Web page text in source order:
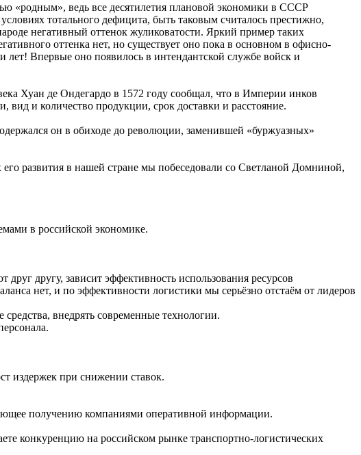
«родным», ведь все десятилетия плановой экономики в СССР
тотального дефицита, быть таковым считалось престижно,
негативный оттенок жуликоватости. Яркий пример таких
оттенка нет, но существует оно пока в основном в офисно-
Впервые оно появилось в интендантской службе войск и
Хуан де Ондегардо в 1572 году сообщал, что в Империи инков
и количество продукции, срок доставки и расстояние.
он в обиходе до революции, заменившей «буржуазных»
развития в нашей стране мы побеседовали со Светланой Домниной,
в российской экономике.
другу, зависит эффективность использования ресурсов
нет, и по эффективности логистики мы серьёзно отстаём от лидеров
внедрять современные технологии.
издержек при снижении ставок.
получению компаниями оперативной информации.
конкуренцию на российском рынке транспортно-логистических